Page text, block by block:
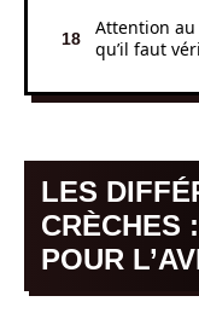
Attention au
qu’il faut
LES
CRÈCHES
POUR